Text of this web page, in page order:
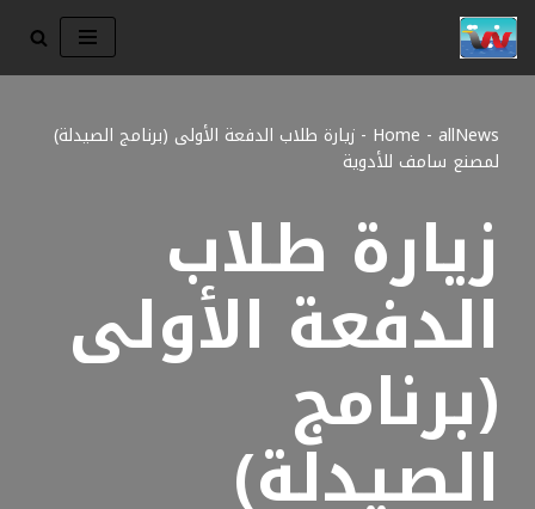
تخطى
المحتوى
Home - allNews
- زيارة طلاب الدفعة الأولى (برنامج الصيدلة)
لمصنع سامف للأدوية
زيارة طلاب
الدفعة الأولى
(برنامج
الصيدلة)